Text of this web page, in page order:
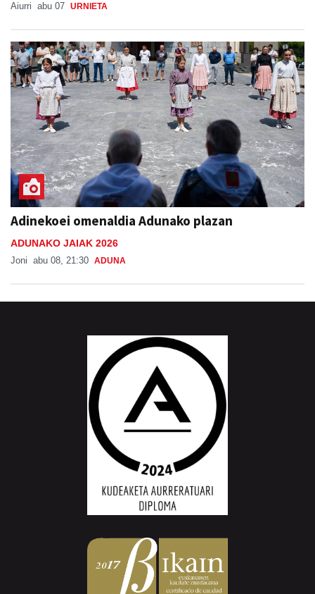
Aiurri abu 07 URNIETA
Adinekoei omenaldia Adunako plazan
ADUNAKO JAIAK 2026
Joni abu 08, 21:30 ADUNA